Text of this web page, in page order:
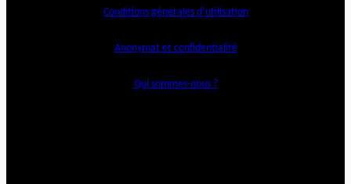
Conditions générales d’utilisation
Anonymat et confidentialité
Qui sommes-nous ?